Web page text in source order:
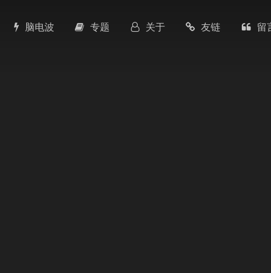
脑电波 专题 关于 友链 留